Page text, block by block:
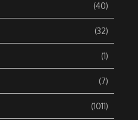
(40)
(32)
(1)
(7)
(1011)